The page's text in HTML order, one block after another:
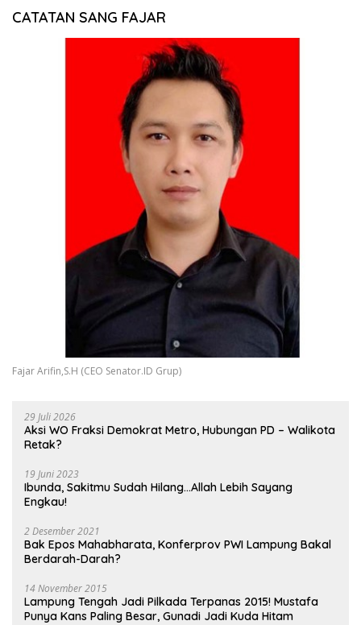
CATATAN SANG FAJAR
Fajar Arifin,S.H (CEO Senator.ID Grup)
29 Juli 2026
Aksi WO Fraksi Demokrat Metro, Hubungan PD – Walikota
Retak?
19 Juni 2023
Ibunda, Sakitmu Sudah Hilang…Allah Lebih Sayang
Engkau!
2 Desember 2021
Bak Epos Mahabharata, Konferprov PWI Lampung Bakal
Berdarah-Darah?
14 November 2015
Lampung Tengah Jadi Pilkada Terpanas 2015! Mustafa
Punya Kans Paling Besar, Gunadi Jadi Kuda Hitam